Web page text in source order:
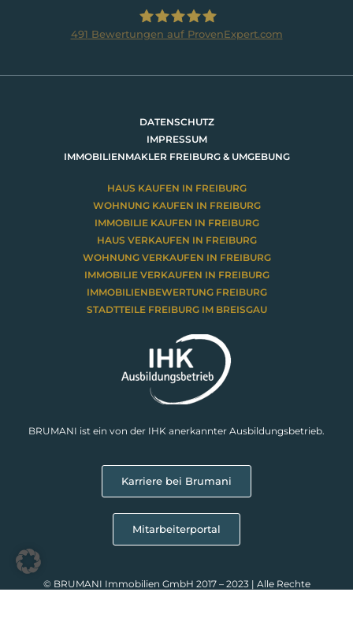
491 Bewertungen auf ProvenExpert.com
DATENSCHUTZ
IMPRESSUM
IMMOBILIENMAKLER FREIBURG & UMGEBUNG
HAUS KAUFEN IN FREIBURG
WOHNUNG KAUFEN IN FREIBURG
IMMOBILIE KAUFEN IN FREIBURG
HAUS VERKAUFEN IN FREIBURG
WOHNUNG VERKAUFEN IN FREIBURG
IMMOBILIE VERKAUFEN IN FREIBURG
IMMOBILIENBEWERTUNG FREIBURG
STADTTEILE FREIBURG IM BREISGAU
BRUMANI ist ein von der IHK anerkannter Ausbildungsbetrieb.
Karriere bei Brumani
Mitarbeiterportal
© BRUMANI Immobilien GmbH 2017 – 2023 | Alle Rechte